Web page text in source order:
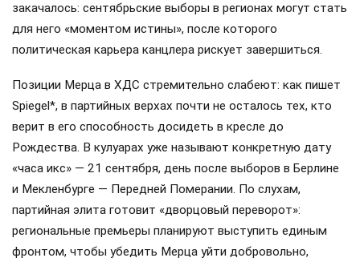
закачалось: сентябрьские выборы в регионах могут стать
для него «моментом истины», после которого
политическая карьера канцлера рискует завершиться.
Позиции Мерца в ХДС стремительно слабеют: как пишет
Spiegel*, в партийных верхах почти не осталось тех, кто
верит в его способность досидеть в кресле до
Рождества. В кулуарах уже называют конкретную дату
«часа икс» — 21 сентября, день после выборов в Берлине
и Мекленбурге — Передней Померании. По слухам,
партийная элита готовит «дворцовый переворот»:
региональные премьеры планируют выступить единым
фронтом, чтобы убедить Мерца уйти добровольно,